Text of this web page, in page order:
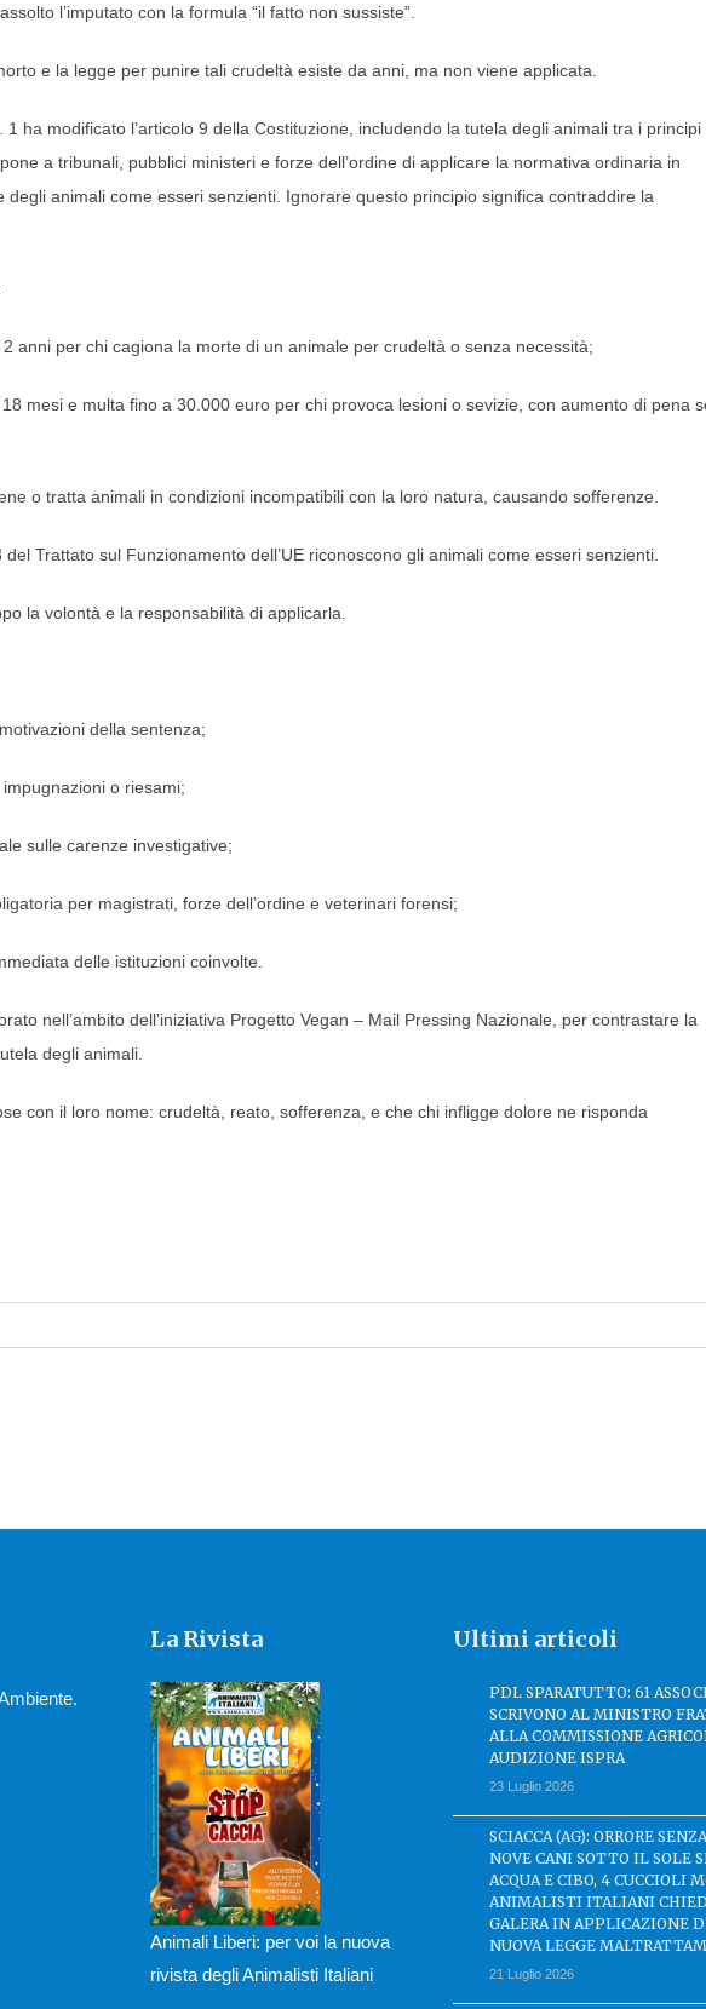
l’imputato con la formula “il fatto non sussiste”.
e la legge per punire tali crudeltà esiste da anni, ma non viene applicata.
ha modificato l’articolo 9 della Costituzione, includendo la tutela degli animali tra i principi
a tribunali, pubblici ministeri e forze dell’ordine di applicare la normativa ordinaria in
animali come esseri senzienti. Ignorare questo principio significa contraddire la
anni per chi cagiona la morte di un animale per crudeltà o senza necessità;
mesi e multa fino a 30.000 euro per chi provoca lesioni o sevizie, con aumento di pena
o tratta animali in condizioni incompatibili con la loro natura, causando sofferenze.
Trattato sul Funzionamento dell’UE riconoscono gli animali come esseri senzienti.
la volontà e la responsabilità di applicarla.
della sentenza;
o riesami;
sulle carenze investigative;
per magistrati, forze dell’ordine e veterinari forensi;
delle istituzioni coinvolte.
nell’ambito dell’iniziativa Progetto Vegan – Mail Pressing Nazionale, per contrastare la
degli animali.
con il loro nome: crudeltà, reato, sofferenza, e che chi infligge dolore ne risponda
La Rivista
Animali Liberi: per voi la nuova
rivista degli Animalisti Italiani
Ultimi articoli
PDL SPARATUTTO: 61
SCRIVONO AL MINISTRO
ALLA COMMISSIONE
AUDIZIONE ISPRA
23 Luglio 2026
SCIACCA (AG): ORRORE
NOVE CANI SOTTO IL SOLE
ACQUA E CIBO, 4 CUCCIOLI
ANIMALISTI ITALIANI
GALERA IN APPLICAZIONE
NUOVA LEGGE
21 Luglio 2026